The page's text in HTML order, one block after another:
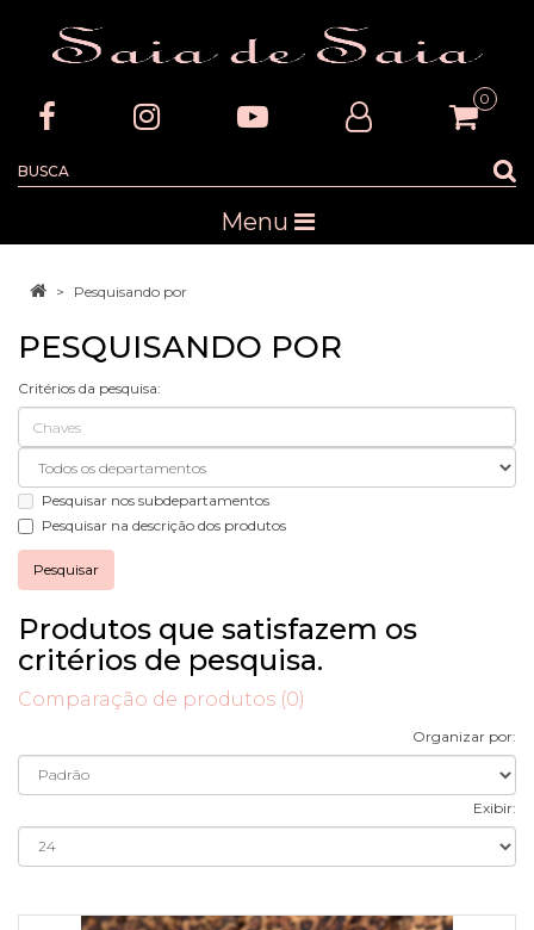
0
Menu
Pesquisando por
PESQUISANDO POR
Critérios da pesquisa:
Pesquisar nos subdepartamentos
Pesquisar na descrição dos produtos
Produtos que satisfazem os
critérios de pesquisa.
Comparação de produtos (0)
Organizar por:
Exibir: